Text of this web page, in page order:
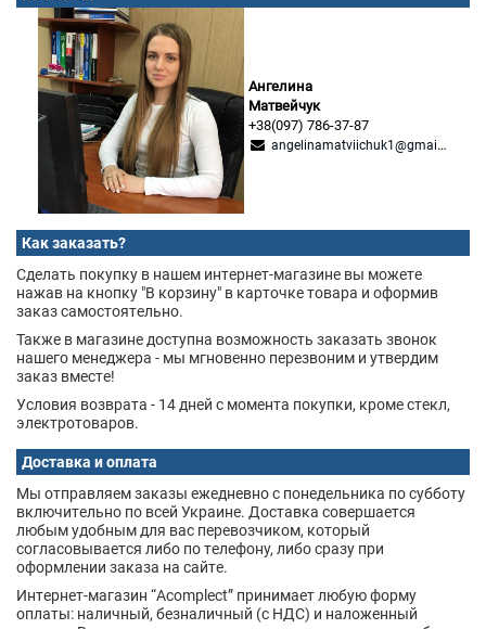
Ангелина
Матвейчук
+38(097) 786-37-87
angelinamatviichuk1@gmail.com
Как заказать?
Сделать покупку в нашем интернет-магазине вы можете
нажав на кнопку "В корзину" в карточке товара и оформив
заказ самостоятельно.
Также в магазине доступна возможность заказать звонок
нашего менеджера - мы мгновенно перезвоним и утвердим
заказ вместе!
Условия возврата - 14 дней с момента покупки, кроме стекл,
электротоваров.
Доставка и оплата
Мы отправляем заказы ежедневно с понедельника по субботу
включительно по всей Украине. Доставка совершается
любым удобным для вас перевозчиком, который
согласовывается либо по телефону, либо сразу при
оформлении заказа на сайте.
Интернет-магазин “Acomplect” принимает любую форму
оплаты: наличный, безналичный (с НДС) и наложенный